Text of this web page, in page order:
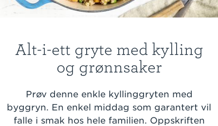
Alt-i-ett gryte med kylling
og grønnsaker
Prøv denne enkle kyllinggryten med
byggryn. En enkel middag som garantert vil
falle i smak hos hele familien. Oppskriften